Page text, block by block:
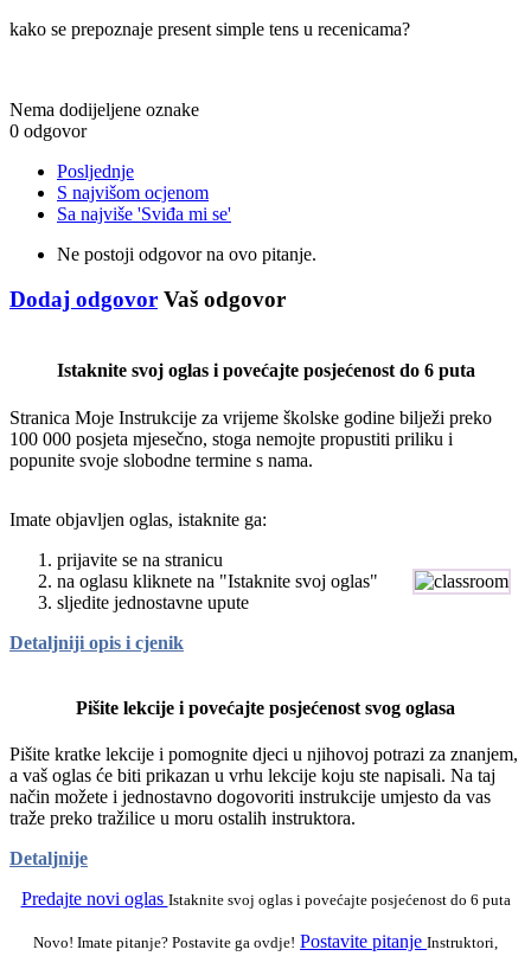
kako se prepoznaje present simple tens u recenicama?
Nema dodijeljene oznake
0 odgovor
Posljednje
S najvišom ocjenom
Sa najviše 'Sviđa mi se'
Ne postoji odgovor na ovo pitanje.
Dodaj odgovor Vaš odgovor
Istaknite svoj oglas i povećajte posjećenost do 6 puta
Stranica Moje Instrukcije za vrijeme školske godine bilježi preko
100 000 posjeta mjesečno, stoga nemojte propustiti priliku i
popunite svoje slobodne termine s nama.
Imate objavljen oglas, istaknite ga:
prijavite se na stranicu
na oglasu kliknete na "Istaknite svoj oglas"
sljedite jednostavne upute
Detaljniji opis i cjenik
Pišite lekcije i povećajte posjećenost svog oglasa
Pišite kratke lekcije i pomognite djeci u njihovoj potrazi za znanjem,
a vaš oglas će biti prikazan u vrhu lekcije koju ste napisali. Na taj
način možete i jednostavno dogovoriti instrukcije umjesto da vas
traže preko tražilice u moru ostalih instruktora.
Detaljnije
Predajte novi oglas Istaknite svoj oglas i povećajte posjećenost do 6 puta
Novo! Imate pitanje? Postavite ga ovdje! Postavite pitanje Instruktori,